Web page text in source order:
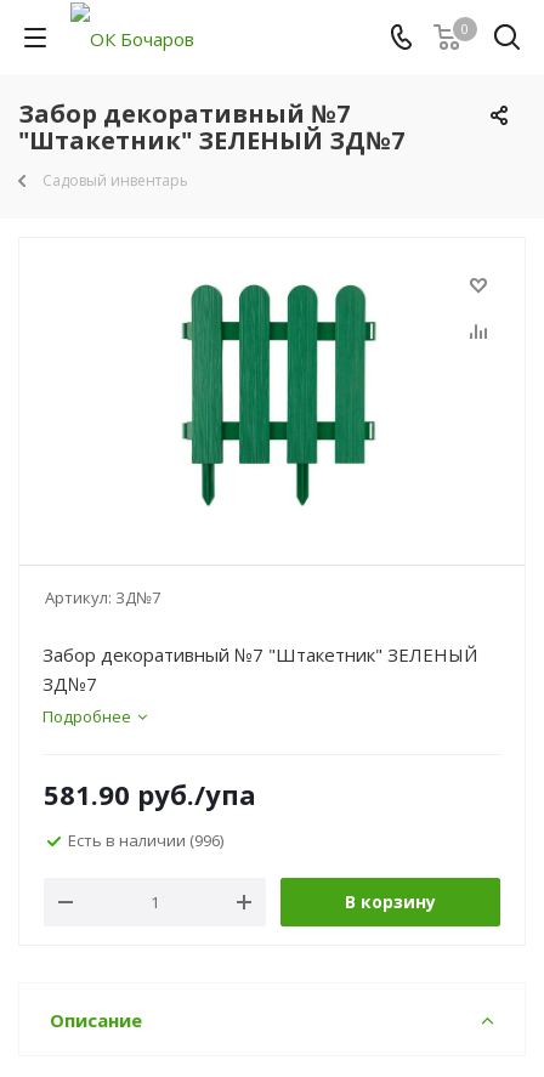
0
Забор декоративный №7
"Штакетник" ЗЕЛЕНЫЙ ЗД№7
Садовый инвентарь
Артикул: ЗД№7
Забор декоративный №7 "Штакетник" ЗЕЛЕНЫЙ
ЗД№7
Подробнее
581.90 руб./упа
Есть в наличии (996)
В корзину
Описание